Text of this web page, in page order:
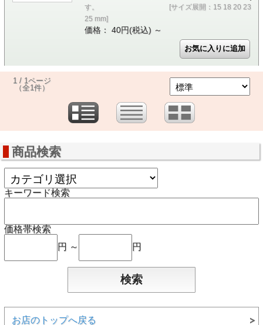
す。 [サイズ展開：15 18 20 23
25 mm]
価格： 40円(税込) ～
1 / 1ページ
（全1件）
商品検索
キーワード検索
価格帯検索
円 ～
円
お店のトップへ戻る